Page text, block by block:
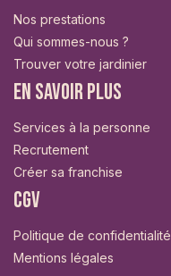
Nos prestations
Qui sommes-nous ?
Trouver votre jardinier
En savoir plus
Services à la personne
Recrutement
Créer sa franchise
CGV
Politique de confidentialité
Mentions légales